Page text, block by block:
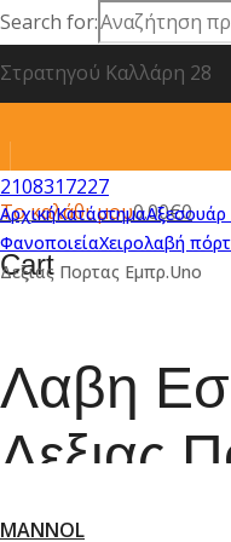
Search for:
Στρατηγού Καλλάρη 28
2108317227
Το καλάθι μου0.00€0
Cart
MANNOL
ΑρχικήΚατάστημαΑξεσουάρ
ΦανοποιείαΧειρολαβή
Δεξιας Πορτας Εμπρ.Uno
Λαβη
Δεξιας